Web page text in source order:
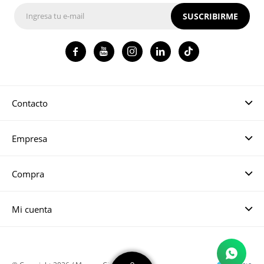
Contacto
Empresa
Compra
Mi cuenta
SUSCRIBIRME
   